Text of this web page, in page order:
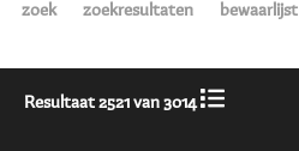
zoek zoekresultaten bewaarlijst
Resultaat 2521 van 3014